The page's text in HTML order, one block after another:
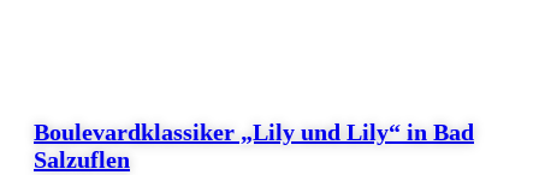
Boulevardklassiker „Lily und Lily“ in Bad
Salzuflen